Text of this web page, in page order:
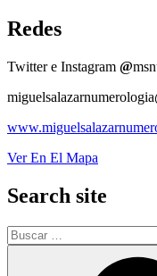
Redes
Twitter e Instagram @
Ver En El Mapa
Search site
Buscar
por: